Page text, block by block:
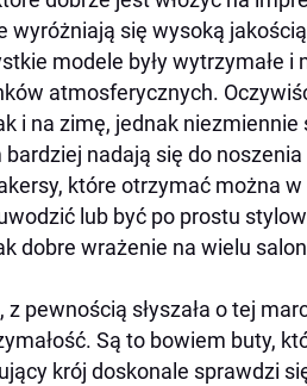
wyróżniają się wysoką
modele były wytrzymałe i
atmosferycznych.
i na zimę, jednak niezmiennie
nadają się do noszenia
które otrzymać można
lub być po prostu
dobre wrażenie na wielu
pewnością słyszała o tej
Są to bowiem buty,
krój doskonale sprawdzi